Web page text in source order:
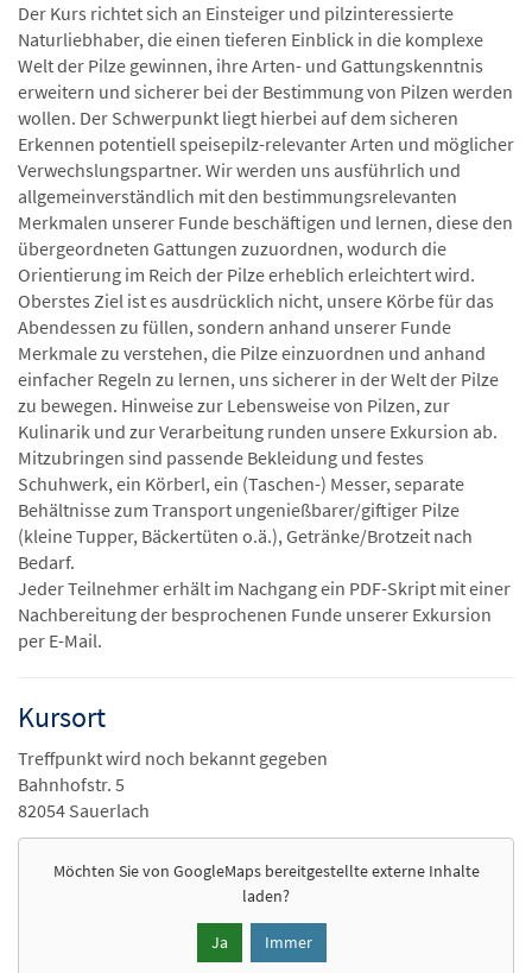
Der Kurs richtet sich an Einsteiger und pilzinteressierte
Naturliebhaber, die einen tieferen Einblick in die komplexe
Welt der Pilze gewinnen, ihre Arten- und Gattungskenntnis
erweitern und sicherer bei der Bestimmung von Pilzen werden
wollen. Der Schwerpunkt liegt hierbei auf dem sicheren
Erkennen potentiell speisepilz-relevanter Arten und möglicher
Verwechslungspartner. Wir werden uns ausführlich und
allgemeinverständlich mit den bestimmungsrelevanten
Merkmalen unserer Funde beschäftigen und lernen, diese den
übergeordneten Gattungen zuzuordnen, wodurch die
Orientierung im Reich der Pilze erheblich erleichtert wird.
Oberstes Ziel ist es ausdrücklich nicht, unsere Körbe für das
Abendessen zu füllen, sondern anhand unserer Funde
Merkmale zu verstehen, die Pilze einzuordnen und anhand
einfacher Regeln zu lernen, uns sicherer in der Welt der Pilze
zu bewegen. Hinweise zur Lebensweise von Pilzen, zur
Kulinarik und zur Verarbeitung runden unsere Exkursion ab.
Mitzubringen sind passende Bekleidung und festes
Schuhwerk, ein Körberl, ein (Taschen-) Messer, separate
Behältnisse zum Transport ungenießbarer/giftiger Pilze
(kleine Tupper, Bäckertüten o.ä.), Getränke/Brotzeit nach
Bedarf.
Jeder Teilnehmer erhält im Nachgang ein PDF-Skript mit einer
Nachbereitung der besprochenen Funde unserer Exkursion
per E-Mail.
Kursort
Treffpunkt wird noch bekannt gegeben
Bahnhofstr. 5
82054 Sauerlach
Möchten Sie von GoogleMapsbereitgestellte externe Inhalte
laden?
Ja Immer